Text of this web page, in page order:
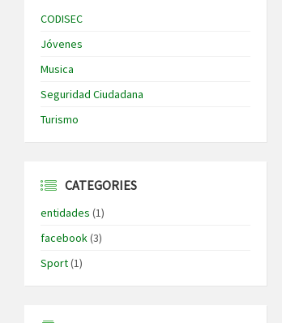
CODISEC
Jóvenes
Musica
Seguridad Ciudadana
Turismo
CATEGORIES
entidades (1)
facebook(3)
Sport(1)